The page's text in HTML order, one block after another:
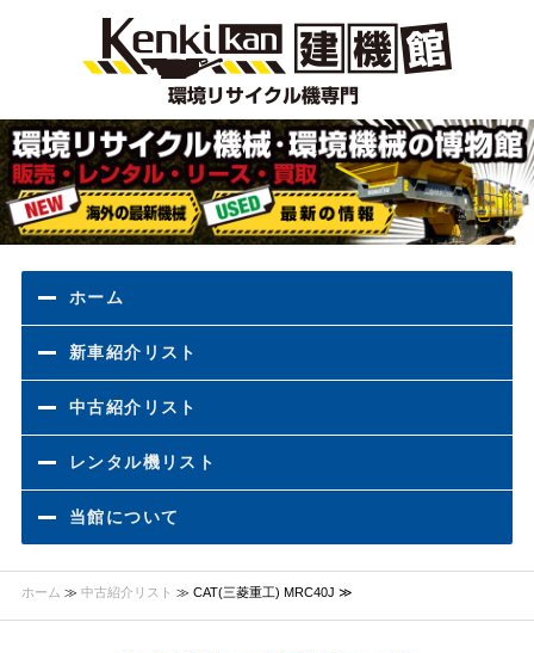
ホーム
新車紹介リスト
中古紹介リスト
レンタル機リスト
当館について
ホーム ≫ 中古紹介リスト ≫ CAT(三菱重工) MRC40J ≫